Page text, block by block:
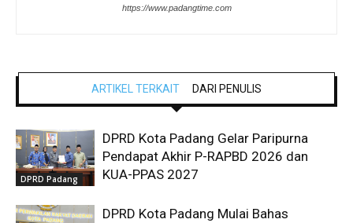
https://www.padangtime.com
ARTIKEL TERKAIT DARI PENULIS
DPRD Padang
DPRD Kota Padang Gelar Paripurna
Pendapat Akhir P-RAPBD 2026 dan
KUA-PPAS 2027
DPRD Kota Padang Mulai Bahas